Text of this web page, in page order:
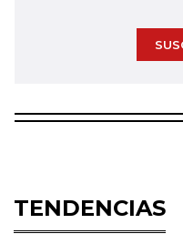
TENDENCIAS